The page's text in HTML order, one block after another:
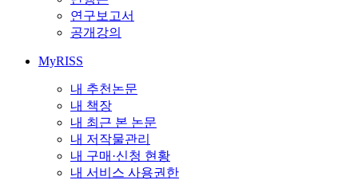
연구보고서
공개강의
MyRISS
내 추천논문
내 책장
내 최근 본 논문
내 저작물관리
내 구매·신청 현황
내 서비스 사용권한